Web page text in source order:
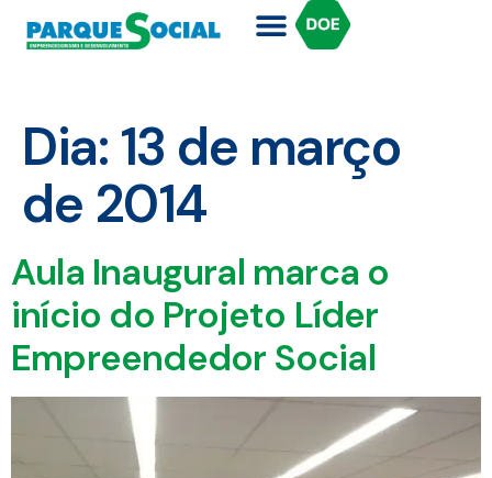
Dia: 13 de março
de 2014
Aula Inaugural marca o
início do Projeto Líder
Empreendedor Social